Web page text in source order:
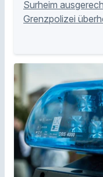
Surheim
Grenzpolizei